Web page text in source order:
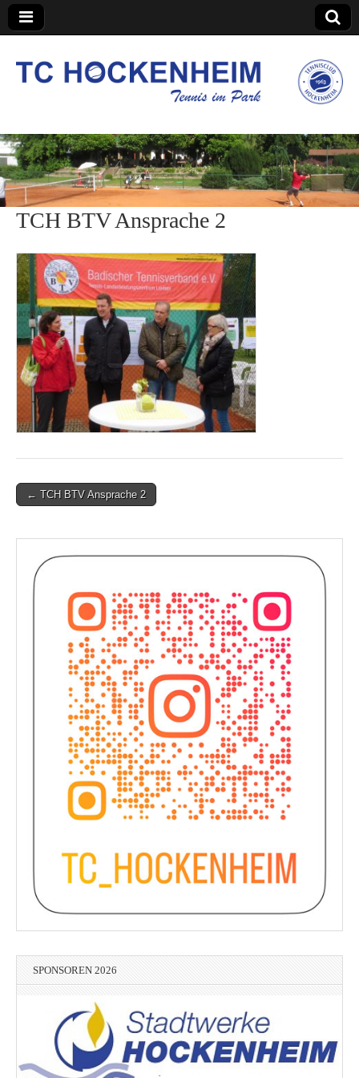
TC Hockenheim
TCH BTV Ansprache 2
Post← TCH BTV Ansprache 2
SPONSOREN 2026